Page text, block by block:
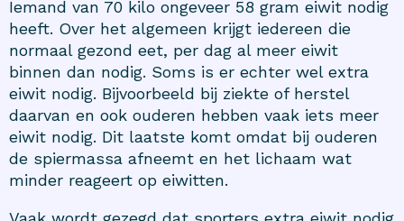
Iemand van 70 kilo ongeveer 58 gram eiwit nodig
heeft. Over het algemeen krijgt iedereen die
normaal gezond eet, per dag al meer eiwit
binnen dan nodig. Soms is er echter wel extra
eiwit nodig. Bijvoorbeeld bij ziekte of herstel
daarvan en ook ouderen hebben vaak iets meer
eiwit nodig. Dit laatste komt omdat bij ouderen
de spiermassa afneemt en het lichaam wat
minder reageert op eiwitten.